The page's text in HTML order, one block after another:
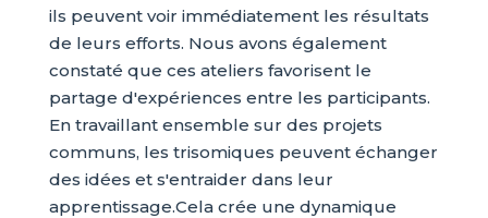
ils peuvent voir immédiatement les résultats
de leurs efforts. Nous avons également
constaté que ces ateliers favorisent le
partage d'expériences entre les participants.
En travaillant ensemble sur des projets
communs, les trisomiques peuvent échanger
des idées et s'entraider dans leur
apprentissage.Cela crée une dynamique